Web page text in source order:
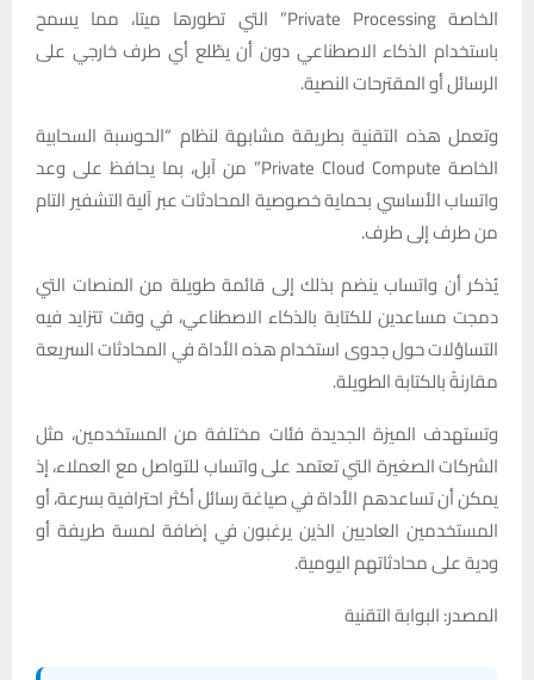
الخاصة Private Processing” التي تطورها ميتا، مما يسمح
باستخدام الذكاء الاصطناعي دون أن يطّلع أي طرف خارجي على
الرسائل أو المقترحات النصية.
وتعمل هذه التقنية بطريقة مشابهة لنظام “الحوسبة السحابية
الخاصة Private Cloud Compute” من آبل، بما يحافظ على وعد
واتساب الأساسي بحماية خصوصية المحادثات عبر آلية التشفير التام
من طرف إلى طرف.
يُذكر أن واتساب ينضم بذلك إلى قائمة طويلة من المنصات التي
دمجت مساعدين للكتابة بالذكاء الاصطناعي، في وقت تتزايد فيه
التساؤلات حول جدوى استخدام هذه الأداة في المحادثات السريعة
مقارنةً بالكتابة الطويلة.
وتستهدف الميزة الجديدة فئات مختلفة من المستخدمين، مثل
الشركات الصغيرة التي تعتمد على واتساب للتواصل مع العملاء، إذ
يمكن أن تساعدهم الأداة في صياغة رسائل أكثر احترافية بسرعة، أو
المستخدمين العاديين الذين يرغبون في إضافة لمسة طريفة أو
ودية على محادثاتهم اليومية.
المصدر: البوابة التقنية